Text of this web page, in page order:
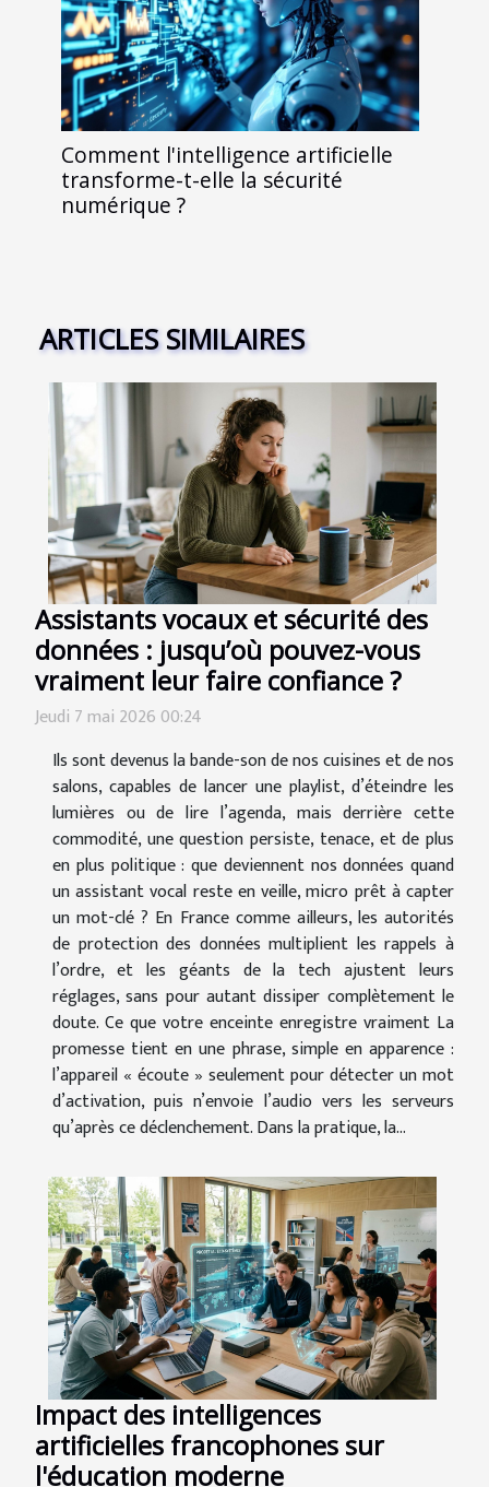
Comment l'intelligence artificielle
transforme-t-elle la sécurité
numérique ?
ARTICLES SIMILAIRES
Assistants vocaux et sécurité des
données : jusqu’où pouvez-vous
vraiment leur faire confiance ?
Jeudi 7 mai 2026 00:24
Ils sont devenus la bande-son de nos cuisines et de nos
salons, capables de lancer une playlist, d’éteindre les
lumières ou de lire l’agenda, mais derrière cette
commodité, une question persiste, tenace, et de plus
en plus politique : que deviennent nos données quand
un assistant vocal reste en veille, micro prêt à capter
un mot-clé ? En France comme ailleurs, les autorités
de protection des données multiplient les rappels à
l’ordre, et les géants de la tech ajustent leurs
réglages, sans pour autant dissiper complètement le
doute. Ce que votre enceinte enregistre vraiment La
promesse tient en une phrase, simple en apparence :
l’appareil « écoute » seulement pour détecter un mot
d’activation, puis n’envoie l’audio vers les serveurs
qu’après ce déclenchement. Dans la pratique, la...
Impact des intelligences
artificielles francophones sur
l'éducation moderne